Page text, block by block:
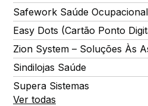
Safework Saúde Ocupacional
Easy Dots (Cartão Ponto
Zion System – Soluções Às
Sindilojas Saúde
Supera Sistemas
Ver todas